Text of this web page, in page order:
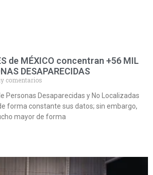
de MÉXICO concentran +56 MIL
DESAPARECIDAS
comentarios
Personas Desaparecidas y No Localizadas
forma constante sus datos; sin embargo,
mayor de forma